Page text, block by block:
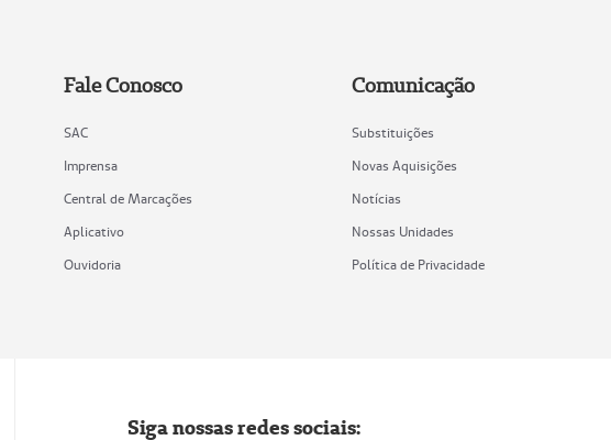
Fale Conosco
SAC
Imprensa
Central de Marcações
Aplicativo
Ouvidoria
Comunicação
Substituições
Novas Aquisições
Notícias
Nossas Unidades
Política de Privacidade
Siga nossas redes sociais: